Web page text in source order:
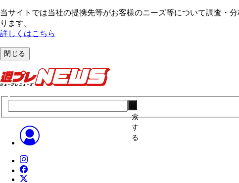
当サイトでは当社の提携先等がお客様のニーズ等について調査・
ります。
詳しくはこちら
閉じる
索
す
る